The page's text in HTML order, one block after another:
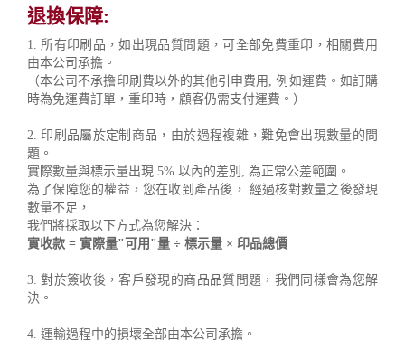
退換保障:
1. 所有印刷品，如出現品質問題，可全部免費重印，相關費用
由本公司承擔。
（本公司不承擔印刷費以外的其他引申費用, 例如運費。如訂購
時為免運費訂單，重印時，顧客仍需支付運費。）
2. 印刷品屬於定制商品，由於過程複雜，難免會出現數量的問
題。
實際數量與標示量出現 5% 以內的差別, 為正常公差範圍。
為了保障您的權益，您在收到產品後， 經過核對數量之後發現
數量不足，
我們將採取以下方式為您解決：
實收款 = 實際量"可用"量 ÷ 標示量 × 印品總價
3. 對於簽收後，客戶發現的商品品質問題，我們同樣會為您解
決。
4. 運輸過程中的損壞全部由本公司承擔。